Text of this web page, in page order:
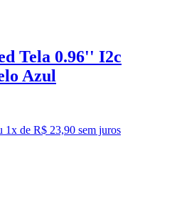
Tela 0.96'' I2c
Azul
1x de R$ 23,90 sem juros